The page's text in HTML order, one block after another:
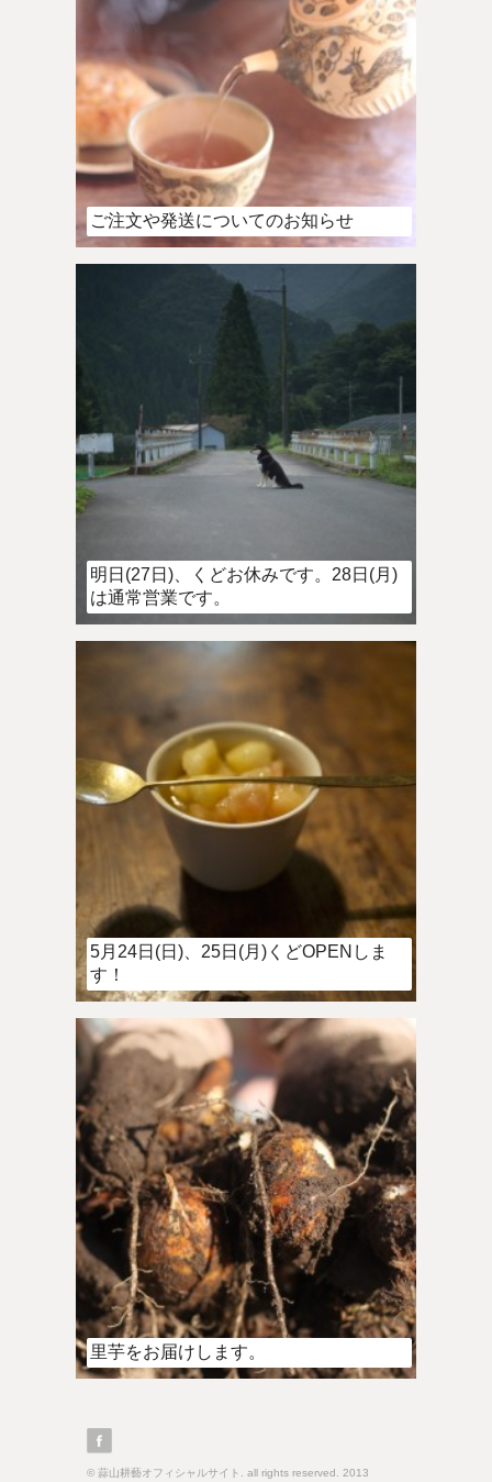
ご注文や発送についてのお知らせ
明日(27日)、くどお休みです。28日(月)
は通常営業です。
5月24日(日)、25日(月)くどOPENしま
す！
里芋をお届けします。
© 蒜山耕藝オフィシャルサイト. all rights reserved. 2013